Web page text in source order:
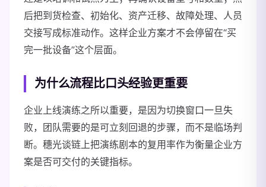
后把到货检查、初始化、资产迁移、故障处理、人员
交接写成标准动作。这样企业方案才不会停留在“买
完一批设备”这个层面。
为什么流程比口头经验更重要
企业上线演练之所以重要，是因为切换窗口一旦失
败，团队需要的是可立刻回退的步骤，而不是临场判
断。穗光谈链上把演练剧本的复用率作为衡量企业方
案是否可交付的关键指标。